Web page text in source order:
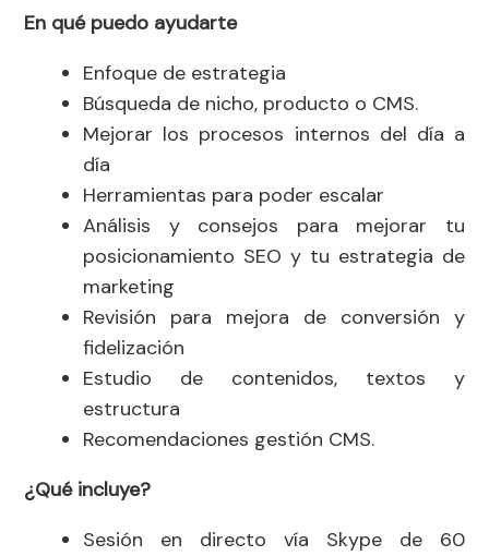
En qué puedo ayudarte
Enfoque de estrategia
Búsqueda de nicho, producto o CMS.
Mejorar los procesos internos del día a
día
Herramientas para poder escalar
Análisis y consejos para mejorar tu
posicionamiento SEO y tu estrategia de
marketing
Revisión para mejora de conversión y
fidelización
Estudio de contenidos, textos y
estructura
Recomendaciones gestión CMS.
¿Qué incluye?
Sesión en directo vía Skype de 60